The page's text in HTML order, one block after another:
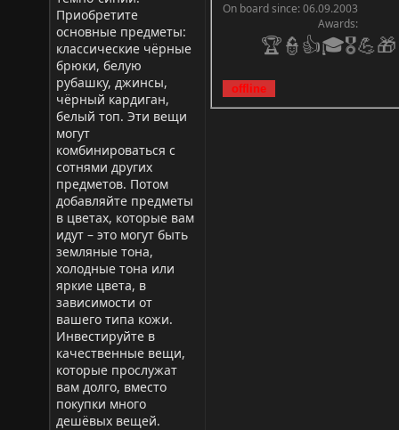
Приобретите
основные предметы:
классические чёрные
брюки, белую
рубашку, джинсы,
чёрный кардиган,
белый топ. Эти вещи
могут
комбинироваться с
сотнями других
предметов. Потом
добавляйте предметы
в цветах, которые вам
идут – это могут быть
земляные тона,
холодные тона или
яркие цвета, в
зависимости от
вашего типа кожи.
Инвестируйте в
качественные вещи,
которые прослужат
вам долго, вместо
покупки много
дешёвых вещей.
On board since: 06.09.2003
Awards: